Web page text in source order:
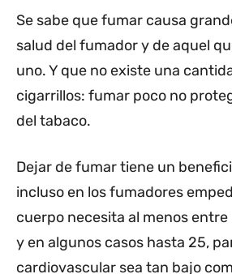
Se sabe que fumar causa
salud del fumador y de aquel
uno. Y que no existe una
cigarrillos: fumar poco no
del tabaco.
Dejar de fumar tiene un
incluso en los fumadores
cuerpo necesita al menos entre
y en algunos casos hasta 25,
cardiovascular sea tan bajo